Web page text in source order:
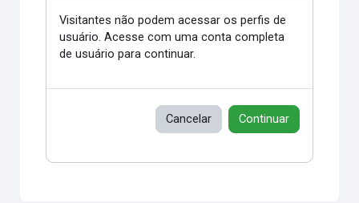
Visitantes não podem acessar os perfis de
usuário. Acesse com uma conta completa
de usuário para continuar.
Cancelar Continuar